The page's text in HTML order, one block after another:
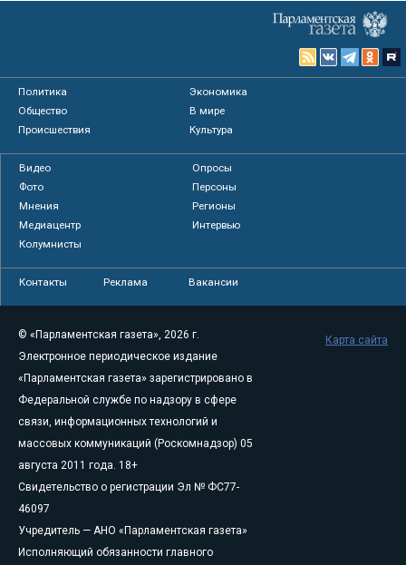
Политика
Экономика
Общество
В мире
Происшествия
Культура
Видео
Опросы
Фото
Персоны
Мнения
Регионы
Медиацентр
Интервью
Колумнисты
Контакты Реклама Вакансии
© «Парламентская газета», 2026 г.
Электронное периодическое издание
«Парламентская газета» зарегистрировано в
Федеральной службе по надзору в сфере
связи, информационных технологий и
массовых коммуникаций (Роскомнадзор) 05
августа 2011 года. 18+
Свидетельство о регистрации Эл № ФС77-
46097
Учредитель — АНО «Парламентская газета»
Исполняющий обязанности главного
Карта сайта